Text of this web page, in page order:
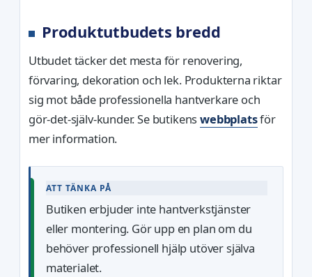
Produktutbudets bredd
Utbudet täcker det mesta för renovering,
förvaring, dekoration och lek. Produkterna riktar
sig mot både professionella hantverkare och
gör-det-själv-kunder. Se butikenswebbplatsför
mer information.
ATT TÄNKA PÅ
Butiken erbjuder inte hantverkstjänster
eller montering. Gör upp en plan om du
behöver professionell hjälp utöver själva
materialet.